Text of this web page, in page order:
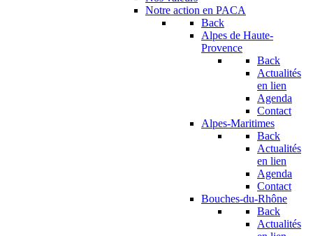
Notre action en PACA
Back
Alpes de Haute-
Provence
Back
Actualités
en lien
Agenda
Contact
Alpes-Maritimes
Back
Actualités
en lien
Agenda
Contact
Bouches-du-Rhône
Back
Actualités